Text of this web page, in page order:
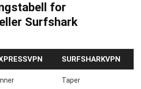
for
Surfshark
SURFSHARKVPN
Taper